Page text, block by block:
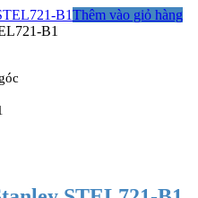
Thêm vào giỏ hàng
B1